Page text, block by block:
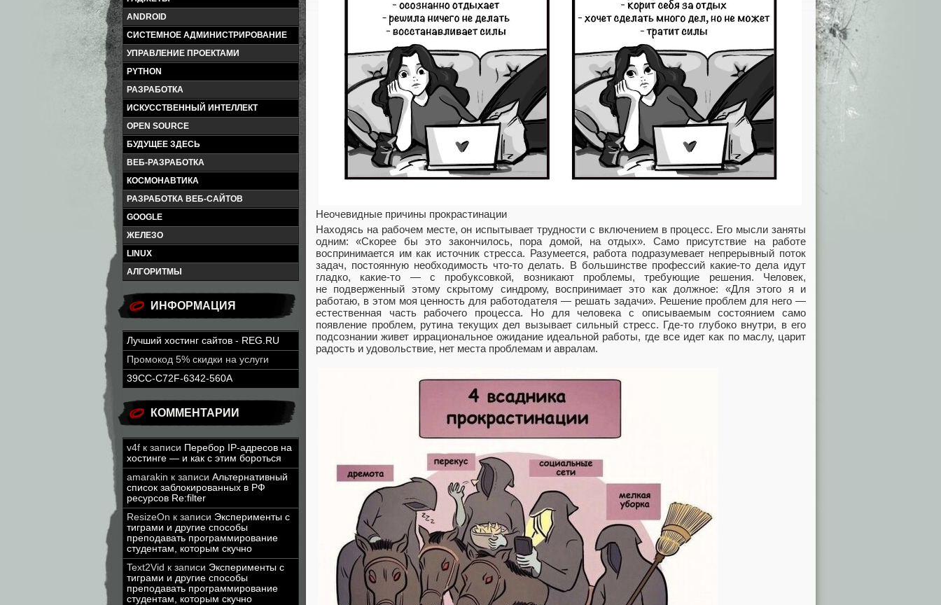
ANDROID
СИСТЕМНОЕ АДМИНИСТРИРОВАНИЕ
УПРАВЛЕНИЕ ПРОЕКТАМИ
PYTHON
РАЗРАБОТКА
ИСКУССТВЕННЫЙ ИНТЕЛЛЕКТ
OPEN SOURCE
БУДУЩЕЕ ЗДЕСЬ
ВЕБ-РАЗРАБОТКА
КОСМОНАВТИКА
РАЗРАБОТКА ВЕБ-САЙТОВ
GOOGLE
ЖЕЛЕЗО
LINUX
АЛГОРИТМЫ
ИНФОРМАЦИЯ
Лучший хостинг сайтов - REG.RU
Промокод 5% скидки на услуги
39CC-C72F-6342-560A
КОММЕНТАРИИ
v4f к записи Перебор IP-адресов на
хостинге — и как с этим бороться
amarakin к записи Альтернативный
список заблокированных в РФ
ресурсов Re:filter
ResizeOn к записи Эксперименты с
тиграми и другие способы
преподавать программирование
студентам, которым скучно
Text2Vid к записи Эксперименты с
тиграми и другие способы
преподавать программирование
студентам, которым скучно
Неочевидные причины прокрастинации
Находясь на рабочем месте, он испытывает трудности с включением в процесс. Его мысли заняты
одним: «Скорее бы это закончилось, пора домой, на отдых». Само присутствие на работе
воспринимается им как источник стресса. Разумеется, работа подразумевает непрерывный поток
задач, постоянную необходимость что‑то делать. В большинстве профессий какие‑то дела идут
гладко, какие‑то — с пробуксовкой, возникают проблемы, требующие решения. Человек,
не подверженный этому скрытому синдрому, воспринимает это как должное: «Для этого я и
работаю, в этом моя ценность для работодателя — решать задачи». Решение проблем для него —
естественная часть рабочего процесса. Но для человека с описываемым состоянием само
появление проблем, рутина текущих дел вызывает сильный стресс. Где‑то глубоко внутри, в его
подсознании живет иррациональное ожидание идеальной работы, где все идет как по маслу, царит
радость и удовольствие, нет места проблемам и авралам.